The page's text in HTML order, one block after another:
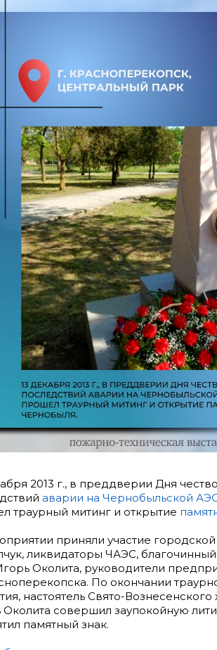
2013 г., в преддверии Дня
аварии на Чернобыльской
траурный митинг и открытие
приняли участие
ликвидаторы ЧАЭС,
Околита, руководители
По окончании
настоятель Свято-
Околита совершил заупокойную
памятный знак.